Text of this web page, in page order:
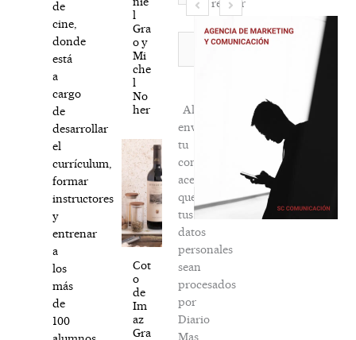
de
cine,
donde
está
a
cargo
de
desarrollar
el
currículum,
formar
instructores
y
entrenar
a
los
más
de
100
l
Gra
o y
Mi
che
l
No
her
Cot
o
de
Im
az
Gra
recibir
la
newsletter
Al
enviar
tu
comentario,
aceptas
que
tus
datos
personales
sean
procesados
por
Diario
Mas